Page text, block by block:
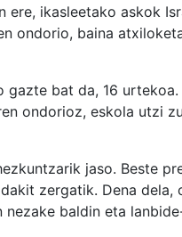
ikasleetako askok
ondorio, baina
gazte bat da, 16
ondorioz, eskola utzi
jaso. Beste
zergatik. Dena dela,
baldin eta